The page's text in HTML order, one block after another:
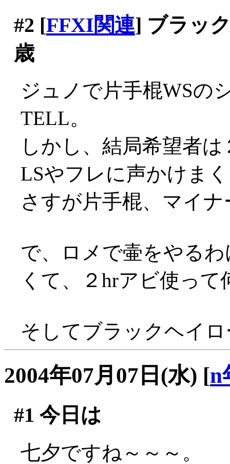
#2 [FFXI関連] ブラッ
歳
ジュノで片手棍WSの
TELL。
しかし、結局希望者
LSやフレに声かけま
さすが片手棍、マイ
で、ロメで壷をやる
くて、２hrアビ使っ
そしてブラックヘイ
2004年07月07日(水) [n
#1 今日は
七夕ですね～～～。